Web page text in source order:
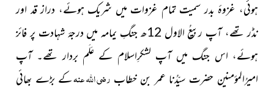
ہوئی، غزوۂ بدر سمیت تمام غزوات میں شریک ہوئے، دراز قد اور
نڈر تھے، آپ ربیعُ الاول 12ھ جنگِ یمامہ میں درجۂ شہادت پر فائز
ہوئے، اس جنگ میں آپ لشکرِاسلام کے عَلَم بردار تھے۔ آپ
امیرُالمؤمنین حضرت سیّدُنا عمر بن خطاب رضی اللہ عنہکے بڑے بھائی